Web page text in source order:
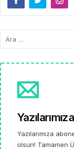
Yazılarımıza
olsun! Tamamen